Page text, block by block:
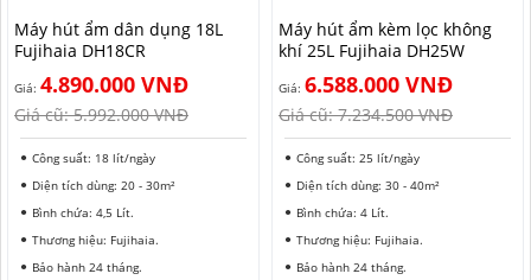
Máy hút ẩm dân dụng 18L
Fujihaia DH18CR
Giá: 4.890.000 VNĐ
Giá cũ:5.992.000 VNĐ
Công suất: 18 lít/ngày
Diện tích dùng: 20 - 30m²
Bình chứa: 4,5 Lít.
Thương hiệu: Fujihaia.
Bảo hành 24 tháng.
Máy hút ẩm kèm lọc không
khí 25L Fujihaia DH25W
Giá: 6.588.000 VNĐ
Giá cũ:7.234.500 VNĐ
Công suất: 25 lít/ngày
Diện tích dùng: 30 - 40m²
Bình chứa: 4 Lít.
Thương hiệu: Fujihaia.
Bảo hành 24 tháng.